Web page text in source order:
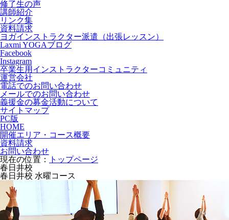
修了生の声
講師紹介
リンク集
資料請求
ヨガインストラクター派遣（出張レッスン）
Laxmi YOGAブログ
Facebook
Instagram
卒業生用インストラクターコミュニティ
運営会社
電話でのお問い合わせ
メールでのお問い合わせ
義援金の募金活動について
サイトマップ
PC版
HOME
開催エリア・コース概要
資料請求
お問い合わせ
現在の位置：
トップページ
春日井校
春日井校 水曜コース